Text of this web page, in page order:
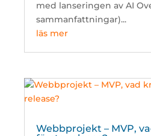
med lanseringen av AI
sammanfattningar)...
läs mer
Webbprojekt – MVP,